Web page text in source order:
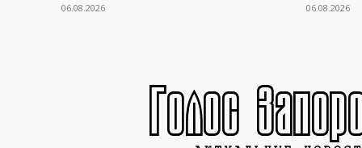
06.08.2026 06.08.2026